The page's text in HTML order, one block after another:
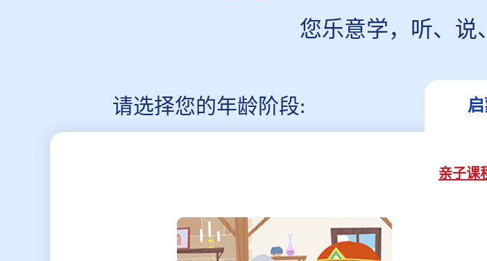
您乐意学，听、说
请选择您的年龄阶段:
亲子课